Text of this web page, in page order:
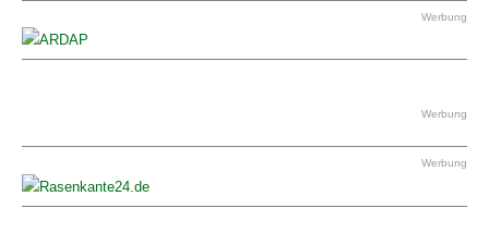
Werbung
Werbung
Werbung